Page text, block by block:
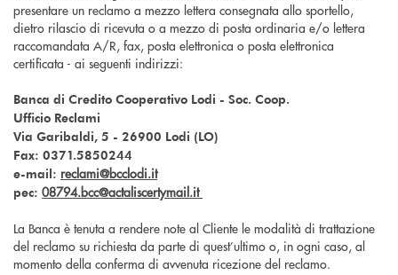
presentare un reclamo a mezzo lettera consegnata allo sportello,
dietro rilascio di ricevuta o a mezzo di posta ordinaria e/o lettera
raccomandata A/R, fax, posta elettronica o posta elettronica
certificata - ai seguenti indirizzi:
Banca di Credito Cooperativo Lodi - Soc. Coop.
Ufficio Reclami
Via Garibaldi, 5 - 26900 Lodi (LO)
Fax: 0371.5850244
e-mail: reclami@bcclodi.it
pec: 08794.bcc@actaliscertymail.it
La Banca è tenuta a rendere note al Cliente le modalità di trattazione
del reclamo su richiesta da parte di quest’ultimo o, in ogni caso, al
momento della conferma di avvenuta ricezione del reclamo.